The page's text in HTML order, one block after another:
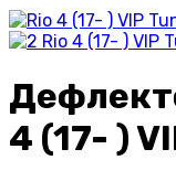
4 (17- )